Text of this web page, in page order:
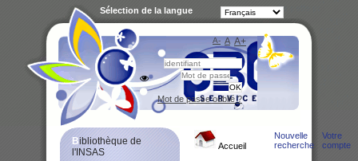
Accueil
Nouvelle
recherche
Votre
compte
Bibliothèque de
l'INSAS
A- A A+
Sélection de la langue
Mot de passe oublié ?